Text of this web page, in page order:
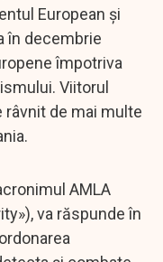
European și
în decembrie
împotriva
Viitorul
de mai multe
AMLA
va răspunde în